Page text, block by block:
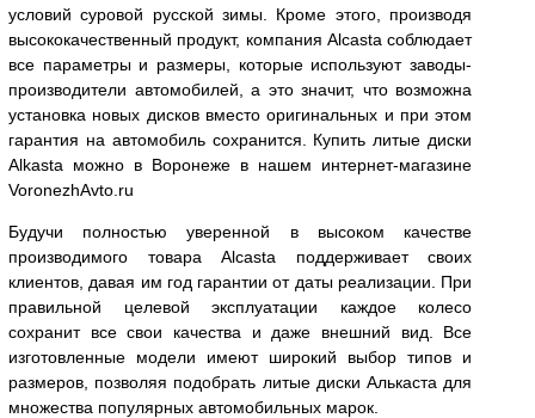
условий суровой русской зимы. Кроме этого, производя
высококачественный продукт, компания Alcasta соблюдает
все параметры и размеры, которые используют заводы-
производители автомобилей, а это значит, что возможна
установка новых дисков вместо оригинальных и при этом
гарантия на автомобиль сохранится. Купить литые диски
Alkasta можно в Воронеже в нашем интернет-магазине
VoronezhAvto.ru
Будучи полностью уверенной в высоком качестве
производимого товара Alcasta поддерживает своих
клиентов, давая им год гарантии от даты реализации. При
правильной целевой эксплуатации каждое колесо
сохранит все свои качества и даже внешний вид. Все
изготовленные модели имеют широкий выбор типов и
размеров, позволяя подобрать литые диски Алькаста для
множества популярных автомобильных марок.